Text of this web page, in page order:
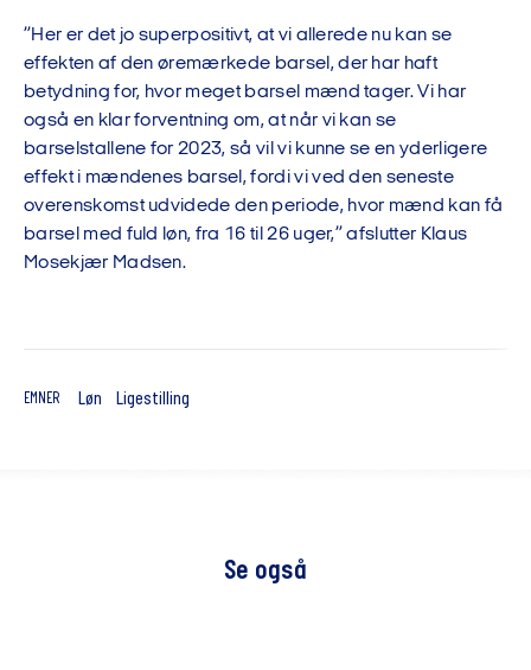
”Her er det jo superpositivt, at vi allerede nu kan se
effekten af den øremærkede barsel, der har haft
betydning for, hvor meget barsel mænd tager. Vi har
også en klar forventning om, at når vi kan se
barselstallene for 2023, så vil vi kunne se en yderligere
effekt i mændenes barsel, fordi vi ved den seneste
overenskomst udvidede den periode, hvor mænd kan få
barsel med fuld løn, fra 16 til 26 uger,” afslutter Klaus
Mosekjær Madsen.
EMNER Løn Ligestilling
Se også